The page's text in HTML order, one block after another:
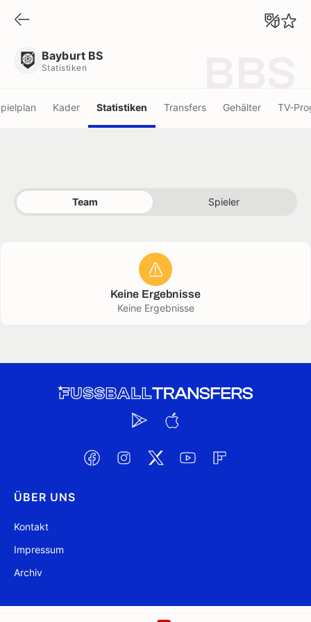
Bayburt BS
Statistiken
Kader Statistiken Transfers Gehälter TV-
Team Spieler
Keine Ergebnisse
Keine Ergebnisse
ÜBER UNS
Kontakt
Impressum
Archiv